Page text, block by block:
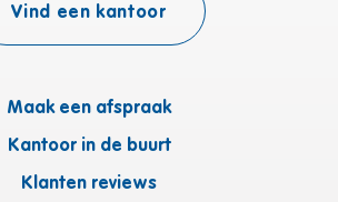
Maak een afspraak
Kantoor in de buurt
Klanten reviews
Vind een kantoor